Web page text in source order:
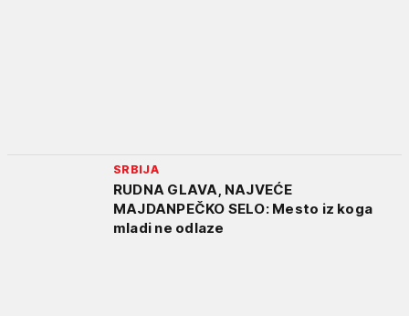
SRBIJA
RUDNA GLAVA, NAJVEĆE
MAJDANPEČKO SELO: Mesto iz koga
mladi ne odlaze